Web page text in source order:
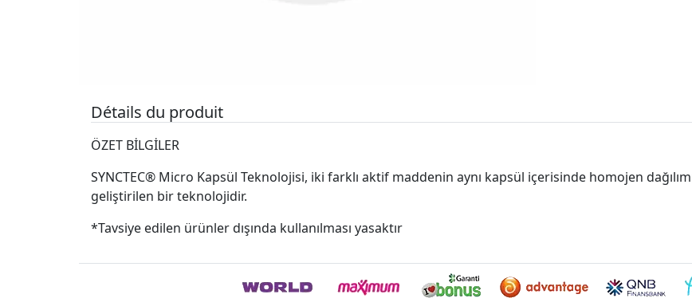
Détails du produit
ÖZET BİLGİLER
SYNCTEC® Micro Kapsül Teknolojisi, iki farklı aktif maddenin aynı kapsül içerisinde homojen
geliştirilen bir teknolojidir.
*Tavsiye edilen ürünler dışında kullanılması yasaktır